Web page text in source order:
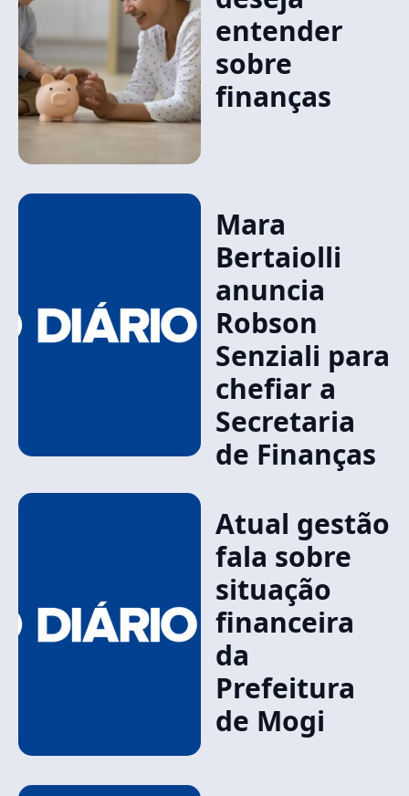
entender
sobre
finanças
Mara
Bertaiolli
anuncia
Robson
Senziali para
chefiar a
Secretaria
de Finanças
Atual gestão
fala sobre
situação
financeira
da
Prefeitura
de Mogi